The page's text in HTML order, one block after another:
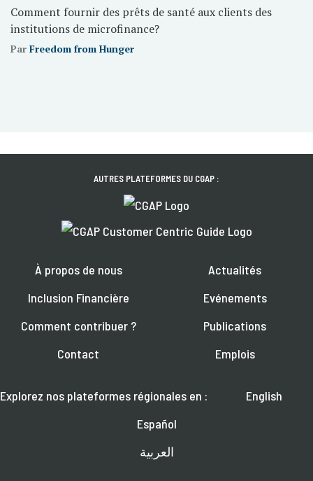
Comment fournir des prêts de santé aux clients des
institutions de microfinance?
Par Freedom from Hunger
AUTRES PLATEFORMES DU CGAP :
À propos de nous
Inclusion Financière
Comment contribuer ?
Contact
Actualités
Evénements
Publications
Emplois
Explorez nos plateformes régionales en :
English
Español
العربية